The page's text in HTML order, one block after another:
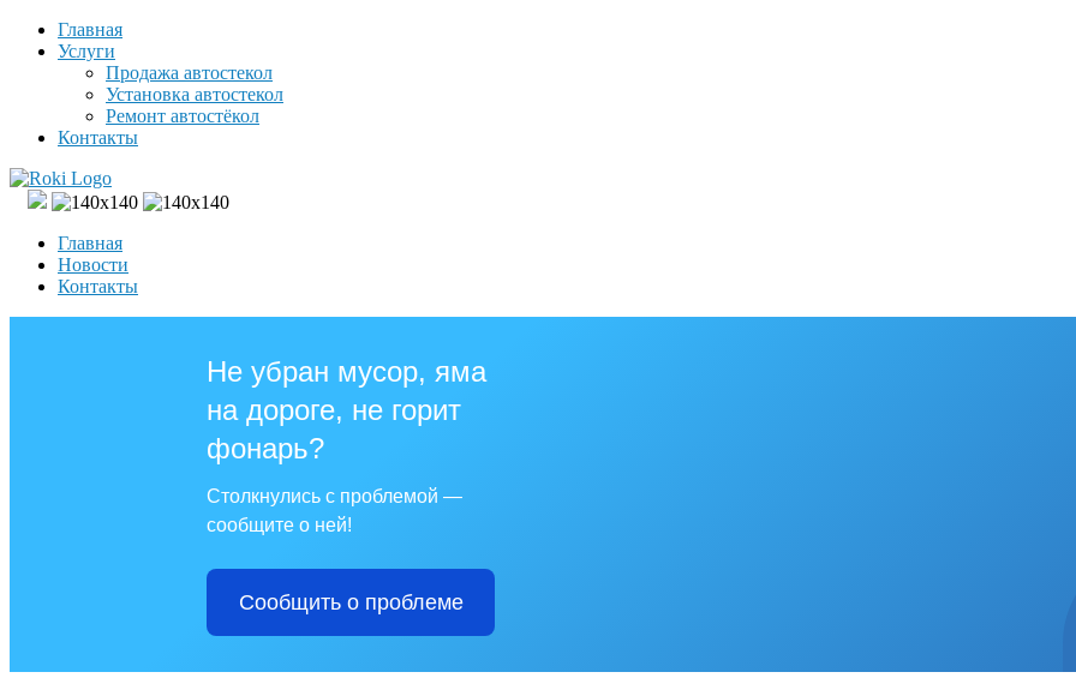
Главная
Услуги
Продажа автостекол
Установка автостекол
Ремонт автостёкол
Контакты
Главная
Новости
Контакты
Не убран мусор, яма
на дороге, не горит
фонарь?
Столкнулись с проблемой —
сообщите о ней!
Сообщить о проблеме